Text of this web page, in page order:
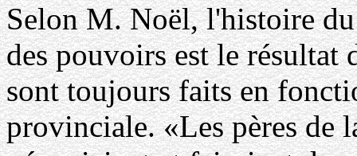
Selon M. Noël, l'histoire
des pouvoirs est le
sont toujours faits en
provinciale. «Les pères de